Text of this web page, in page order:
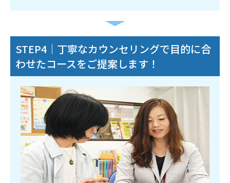
STEP4｜丁寧なカウンセリングで目的に合
わせたコースをご提案します！